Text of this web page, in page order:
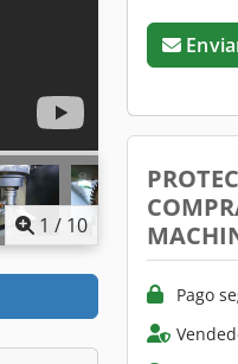
1 / 10
Pago